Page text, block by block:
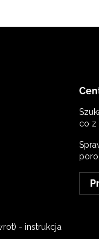
- instrukcja
co z